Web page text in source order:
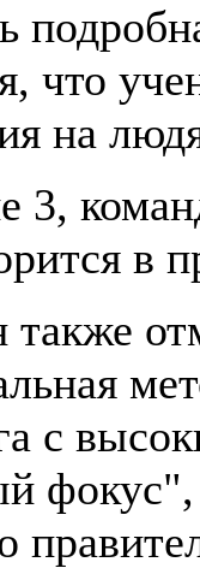
что
на
3,
в
с